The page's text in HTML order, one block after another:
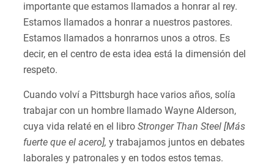
importante que estamos llamados a honrar al rey.
Estamos llamados a honrar a nuestros pastores.
Estamos llamados a honrarnos unos a otros. Es
decir, en el centro de esta idea está la dimensión del
respeto.
Cuando volví a Pittsburgh hace varios años, solía
trabajar con un hombre llamado Wayne Alderson,
cuya vida relaté en el libro Stronger Than Steel [Más
fuerte que el acero], y trabajamos juntos en debates
laborales y patronales y en todos estos temas.